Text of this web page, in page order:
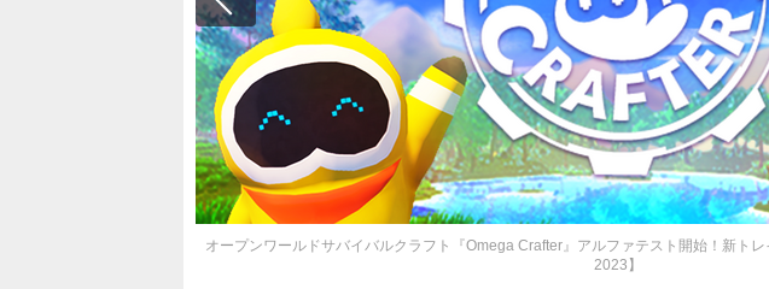
オープンワールドサバイバルクラフト『Omega Crafter』アルファテスト開始！新ト
2023】